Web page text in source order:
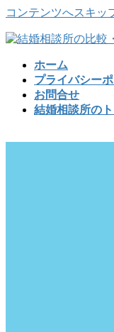
コンテンツへスキッ
ホーム
プライバシー
お問合せ
結婚相談所の